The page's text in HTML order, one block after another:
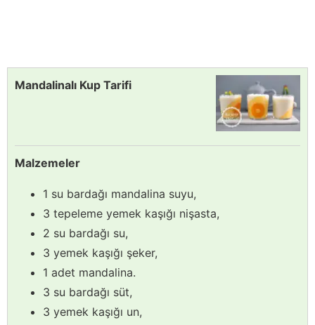
Mandalinalı Kup Tarifi
Malzemeler
1 su bardağı mandalina suyu,
3 tepeleme yemek kaşığı nişasta,
2 su bardağı su,
3 yemek kaşığı şeker,
1 adet mandalina.
3 su bardağı süt,
3 yemek kaşığı un,